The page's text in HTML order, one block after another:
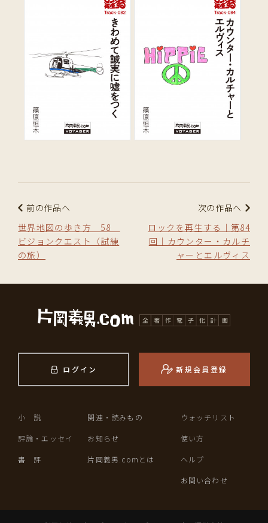
前の作品へ
世界地図の歩き方 58
ビジョンクエスト（試練
の旅）
次の作品へ
ロックを再生する｜第84
回｜カウンター・カルチ
ャーとエルヴィス
ログイン 新規会員登録
小 説
評論・エッセイ
書 評
関連・読みもの
お知らせ
片岡義男.comとは
ウォッチリスト
使い方
ヘルプ
お問い合わせ